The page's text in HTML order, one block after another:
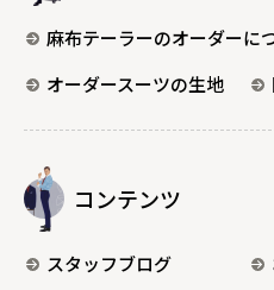
麻布テーラーのオーダーに
オーダースーツの生地
コンテンツ
スタッフブログ